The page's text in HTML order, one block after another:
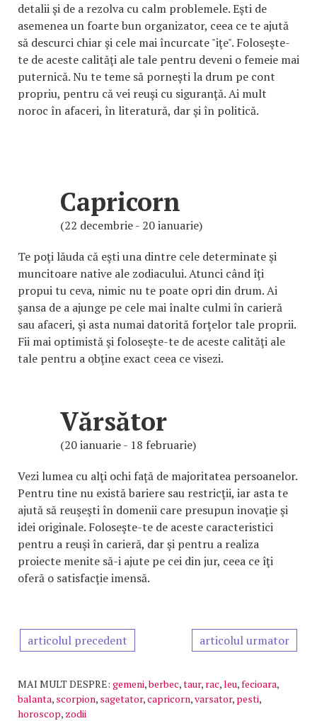
detalii şi de a rezolva cu calm problemele. Eşti de
asemenea un foarte bun organizator, ceea ce te ajută
să descurci chiar şi cele mai încurcate "iţe". Foloseşte-
te de aceste calităţi ale tale pentru deveni o femeie mai
puternică. Nu te teme să porneşti la drum pe cont
propriu, pentru că vei reuşi cu siguranţă. Ai mult
noroc în afaceri, în literatură, dar şi în politică.
Capricorn
(22 decembrie - 20 ianuarie)
Te poţi lăuda că eşti una dintre cele determinate şi
muncitoare native ale zodiacului. Atunci când îţi
propui tu ceva, nimic nu te poate opri din drum. Ai
şansa de a ajunge pe cele mai înalte culmi în carieră
sau afaceri, şi asta numai datorită forţelor tale proprii.
Fii mai optimistă şi foloseşte-te de aceste calităţi ale
tale pentru a obţine exact ceea ce visezi.
Vărsător
(20 ianuarie - 18 februarie)
Vezi lumea cu alţi ochi faţă de majoritatea persoanelor.
Pentru tine nu există bariere sau restricţii, iar asta te
ajută să reuşeşti în domenii care presupun inovaţie şi
idei originale. Foloseşte-te de aceste caracteristici
pentru a reuşi în carieră, dar şi pentru a realiza
proiecte menite să-i ajute pe cei din jur, ceea ce îţi
oferă o satisfacţie imensă.
articolul precedent articolul urmator
MAI MULT DESPRE: gemeni,berbec,taur, rac,leu,fecioara,
balanta, scorpion, sagetator,capricorn,varsator, pesti,
horoscop, zodii